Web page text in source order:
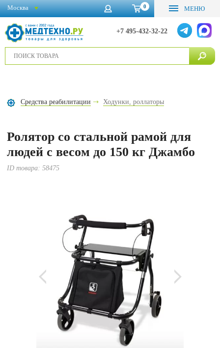
0 МЕНЮ
+7 495-432-32-22
Москва
Средства реабилитации Ходунки, роллаторы
Ролятор со стальной рамой для
людей с весом до 150 кг Джамбо
ID товара:58475